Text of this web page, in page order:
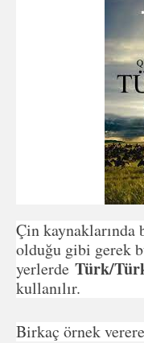
Çin kaynaklarında
olduğu gibi gerek
yerlerde Türk/
kullanılır.
Birkaç örnek